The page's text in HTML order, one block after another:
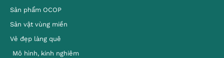
Sản phẩm OCOP
Sản vật vùng miền
Vẻ đẹp làng quê
Mô hình, kinh nghiêm